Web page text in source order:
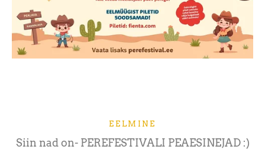
EELMINE
Siin nad on- PEREFESTIVALI PEAESINEJAD :)